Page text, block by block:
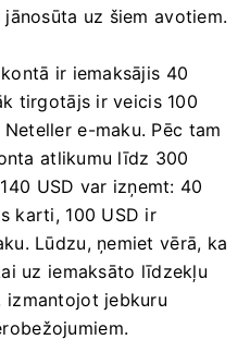
uz šiem avotiem.
ir iemaksājis 40
tirgotājs ir veicis 100
e-maku. Pēc tam
atlikumu līdz 300
USD var izņemt: 40
karti, 100 USD ir
Lūdzu, ņemiet vērā, ka
uz iemaksāto līdzekļu
izmantojot jebkuru